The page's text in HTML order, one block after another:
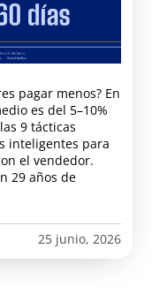
pagar menos? En
es del 5–10%
9 tácticas
inteligentes para
el vendedor.
29 años de
25 junio, 2026